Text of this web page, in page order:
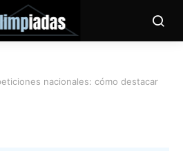
nacionales: cómo destacar